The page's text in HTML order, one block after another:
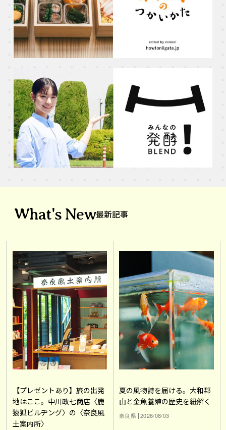
What's New最新記事
【プレゼントあり】旅の出発
地はここ。中川政七商店〈鹿
猿狐ビルヂング〉の〈奈良風
土案内所〉
夏の風物詩を届ける。大和郡
山と金魚養殖の歴史を紐解く
奈良県 2026/08/03